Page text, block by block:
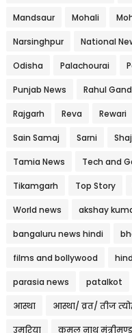
Mandsaur Mohali
Narsinghpur National
Odisha Palachourai
Punjab News Rahul
Rajgarh Reva Rewari
Sain Samaj Sarni
Tamia News Tech and
Tikamgarh Top Story
World news akshay
bangaluru news hindi
films and bollywood
parasia news patalkot
आस्था आस्था/ व्रत/ तीज
उमरिया कमल नाथ